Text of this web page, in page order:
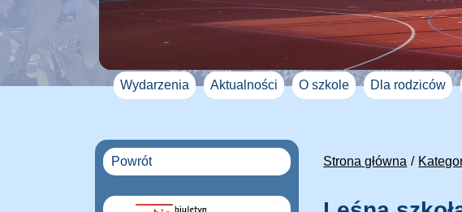
Wydarzenia Aktualności O szkole Dla rodziców
Strona główna
Powrót